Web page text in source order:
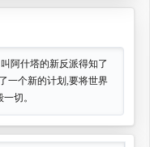
阿什塔的新反派得知了
一个新的计划,要将世界
切。